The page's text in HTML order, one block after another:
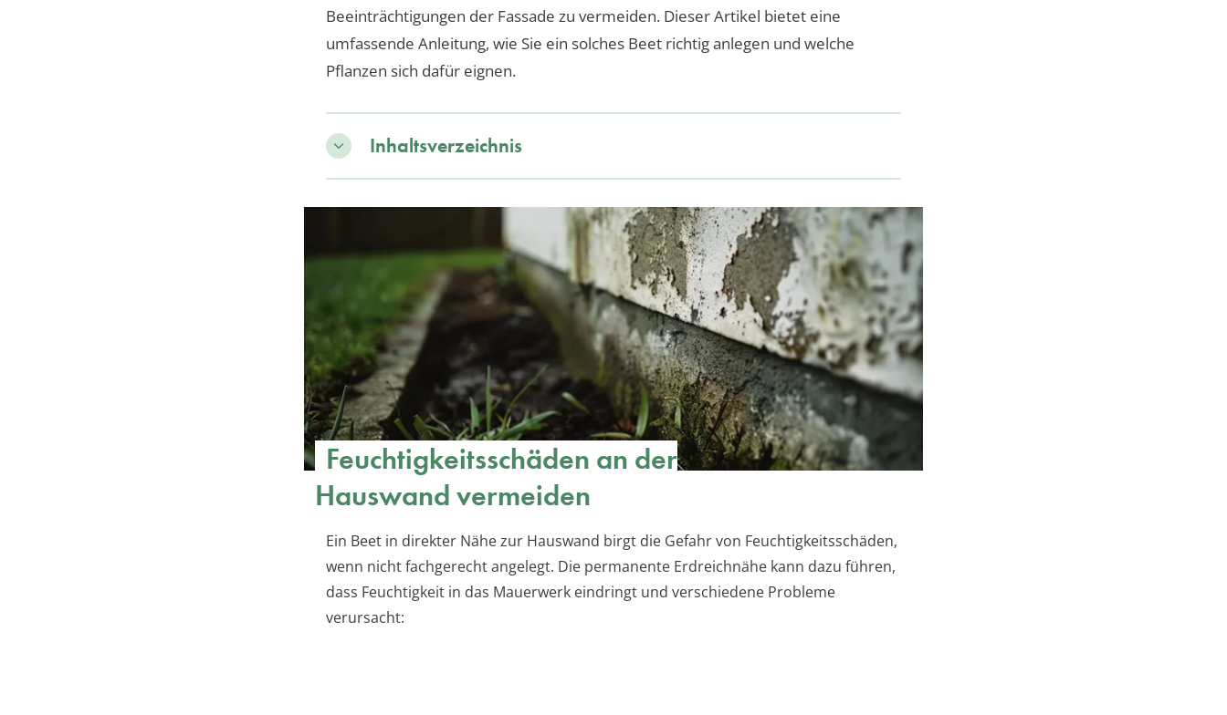
Beeinträchtigungen der Fassade zu vermeiden. Dieser Artikel bietet eine
umfassende Anleitung, wie Sie ein solches Beet richtig anlegen und welche
Pflanzen sich dafür eignen.
Inhaltsverzeichnis
Feuchtigkeitsschäden an der
Hauswand vermeiden
Ein Beet in direkter Nähe zur Hauswand birgt die Gefahr von Feuchtigkeitsschäden,
wenn nicht fachgerecht angelegt. Die permanente Erdreichnähe kann dazu führen,
dass Feuchtigkeit in das Mauerwerk eindringt und verschiedene Probleme
verursacht: